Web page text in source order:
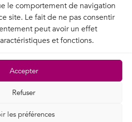
le comportement de navigation
site. Le fait de ne pas consentir
peut avoir un effet
et fonctions.
Accepter
Refuser
les préférences
fibres SNCF